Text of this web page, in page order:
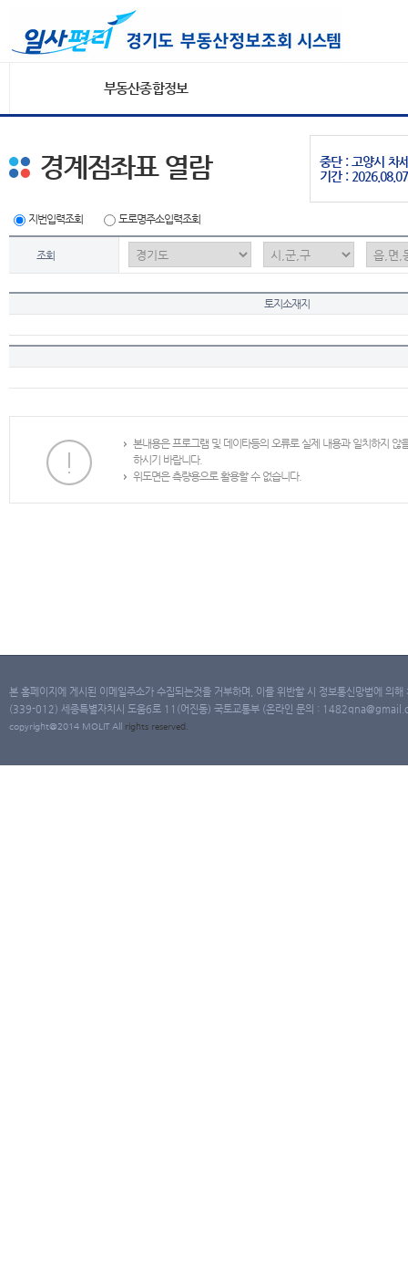
부동산종합정보
중단 : 고양시 차
기간 :
경계점좌표 열람
지번입력조회 도로명주소입력조회
조회
토지소재지
본내용은 프로그램 및 데이타등의 오류로 실제 내용과 일치하지
하시기 바랍니다.
위도면은 측량용으로 활용할 수 없습니다.
본 홈페이지에 게시된 이메일주소가 수집되는것을 거부하며, 이를 위반할 시 정보통신망법에 의
(339-012) 세종특별자치시 도움6로 11(어진동) 국토교통부 (온라인 문의 :
copyright@2014 MOLIT All rights reserved.